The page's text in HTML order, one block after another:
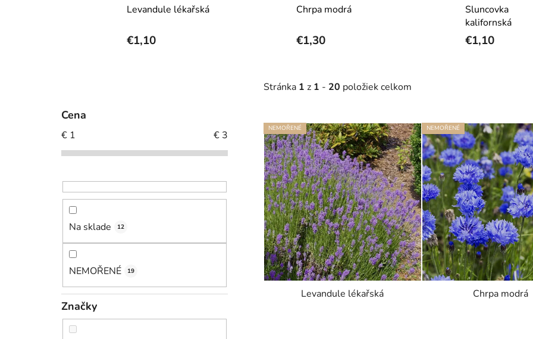
Levandule lékařská
€1,10
Chrpa modrá
€1,30
Sluncovka
kalifornská
€1,10
Cena
€ 1 € 3
Na sklade 12
NEMOŘENÉ 19
Značky
Stránka 1 z 1 - 20 položiek celkom
V
ý
p
i
s
p
r
o
d
u
NEMOŘENÉ
Levandule lékařská
NEMOŘENÉ
Chrpa modrá